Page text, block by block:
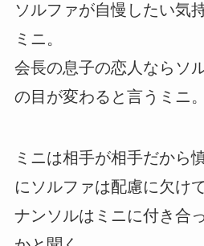
ソルファが自慢したい気
ミニ。
会長の息子の恋人ならソ
の目が変わると言うミニ。
ミニは相手が相手だから
にソルファは配慮に欠け
ナンソルはミニに付き合